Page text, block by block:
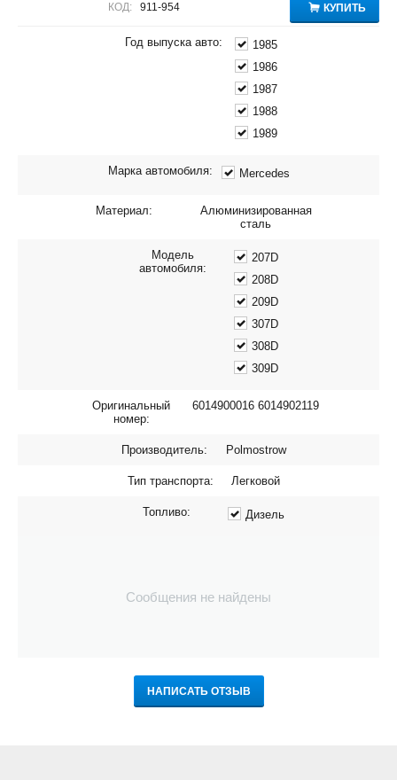
КОД: 911-954 КУПИТЬ
Год выпуска авто:
1985
1986
1987
1988
1989
Марка автомобиля: Mercedes
Материал:
Алюминизированная
сталь
Модель
автомобиля:
207D
208D
209D
307D
308D
309D
Оригинальный
номер:
6014900016 6014902119
Производитель: Polmostrow
Тип транспорта: Легковой
Топливо: Дизель
Сообщения не найдены
НАПИСАТЬ ОТЗЫВ